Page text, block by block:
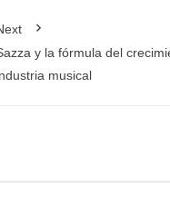
y la fórmula del
musical